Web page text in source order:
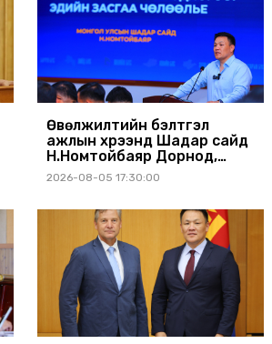
Өвөлжилтийн бэлтгэл
ажлын хүрээнд Шадар сайд
Н.Номтойбаяр Дорнод,
Сүхбаатар аймагт ажиллав
2026-08-05 17:30:00